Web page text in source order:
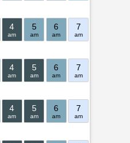
4
am
5
am
6
am
7
am
4
am
5
am
6
am
7
am
4
am
5
am
6
am
7
am